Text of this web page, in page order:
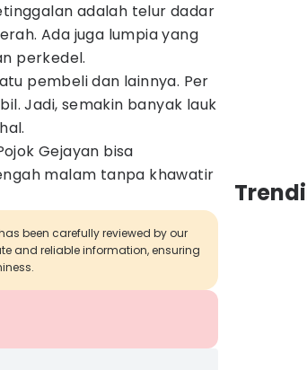
adalah telur dadar
Ada juga lumpia yang
perkedel.
pembeli dan lainnya. Per
Jadi, semakin banyak lauk
Gejayan bisa
malam tanpa khawatir
been carefully reviewed by our
and reliable information, ensuring